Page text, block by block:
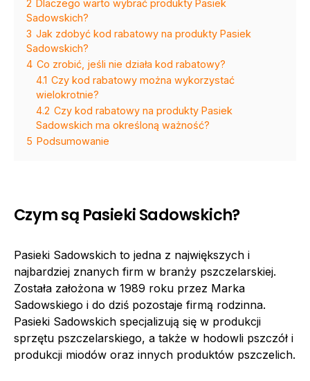
2 Dlaczego warto wybrać produkty Pasiek
Sadowskich?
3 Jak zdobyć kod rabatowy na produkty Pasiek
Sadowskich?
4 Co zrobić, jeśli nie działa kod rabatowy?
4.1 Czy kod rabatowy można wykorzystać
wielokrotnie?
4.2 Czy kod rabatowy na produkty Pasiek
Sadowskich ma określoną ważność?
5 Podsumowanie
Czym są Pasieki Sadowskich?
Pasieki Sadowskich to jedna z największych i
najbardziej znanych firm w branży pszczelarskiej.
Została założona w 1989 roku przez Marka
Sadowskiego i do dziś pozostaje firmą rodzinna.
Pasieki Sadowskich specjalizują się w produkcji
sprzętu pszczelarskiego, a także w hodowli pszczół i
produkcji miodów oraz innych produktów pszczelich.